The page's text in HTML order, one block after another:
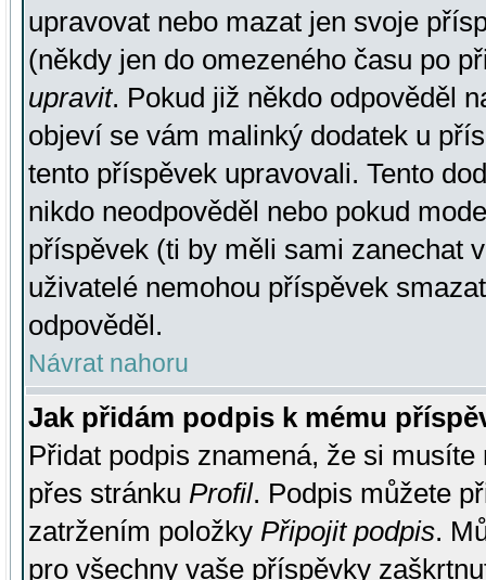
upravovat nebo mazat jen svoje
(někdy jen do omezeného času po
upravit. Pokud již někdo odpověděl
objeví se vám malinký dodatek u
tento příspěvek upravovali. Tento
nikdo neodpověděl nebo pokud
příspěvek (ti by měli sami zanechat
uživatelé nemohou příspěvek
odpověděl.
Návrat nahoru
Jak přidám podpis k mému
Přidat podpis znamená, že si
přes stránku Profil. Podpis můžete
zatržením položky Připojit podpis.
pro všechny vaše příspěvky